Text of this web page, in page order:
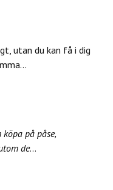
utan du kan få i dig
på påse,
de...